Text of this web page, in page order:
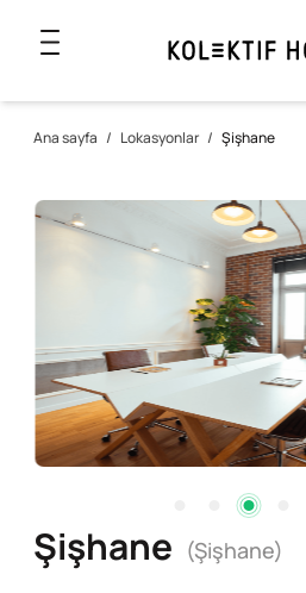
Ana sayfa / Lokasyonlar / Şişhane
Şişhane (Şişhane)